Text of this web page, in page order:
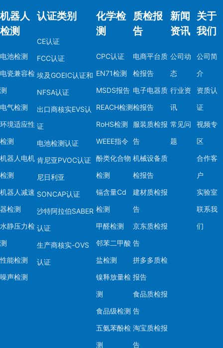
机器人
检测
电池检测
电瓷兼容检
测
电气检测
环境适应性
检测
机器人电机
检测
机器人减速
器检测
水静压力检
测
性能检测
噪声检测
认证类别
CE认证
FCC认证
埃及GOEIC认证和
NFSA认证
出口商核实EVS认
证
电池检测认证
肯尼亚PVOC认证
尼日利亚
SONCAP认证
沙特阿拉伯SABER
认证
生产商核实-OVS
认证
化学检
测
CPC认证
EN71检测
MSDS报告
REACH检测
RoHS检测
WEEE指令
酚类化合物
检测
镉含量Cd
检测
甲醛检测
邻苯二甲酸
盐检测
镍释放量检
测
食品级检测
五氨苯酚检
测
质检报
告
电商平台质
检报告
电子电器质
检报告
服装质检报
告
机械设备质
检报告
建材质检报
告
京东质检报
告
拼多多质检
报告
食品质检报
告
淘宝质检报
告
新闻
资讯
公司动
态
行业资
讯
常见问
题
关于
我们
公司简
介
资质认
证
视频专
区
合作客
户
实验室
联系我
们